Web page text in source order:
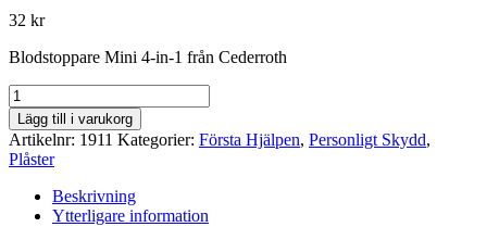
32 kr
Blodstoppare Mini 4-in-1 från Cederroth
Blodstoppare
Mini
4-
in-
1-
Cederroth
mängd
Lägg till i varukorg
Artikelnr: 1911 Kategorier: Första Hjälpen, Personligt Skydd,
Plåster
Beskrivning
Ytterligare information